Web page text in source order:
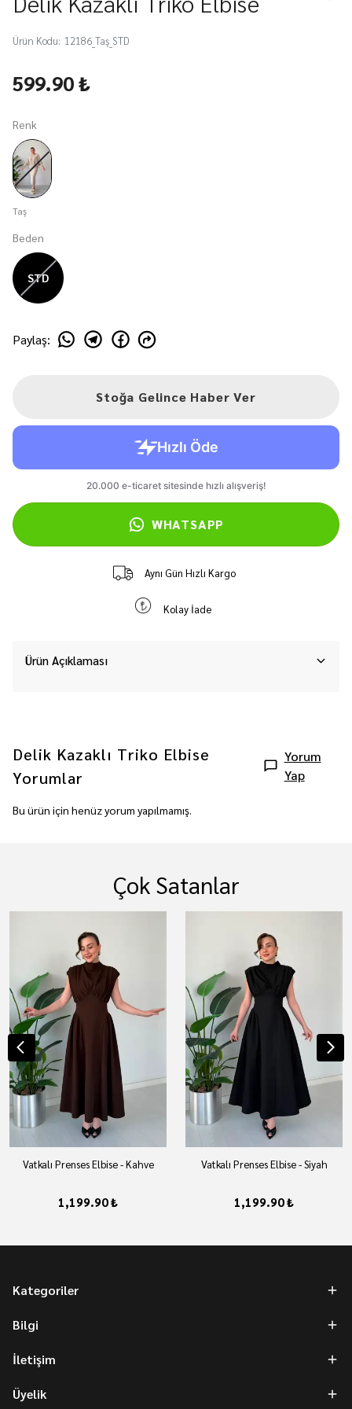
Ürün Kodu: 12186_Taş_STD
599.90 ₺
Renk
Taş
Beden
STD
Paylaş:
Stoğa Gelince Haber Ver
WHATSAPP
Aynı Gün Hızlı Kargo
Kolay İade
Ürün Açıklaması
Delik Kazaklı Triko Elbise
Yorumlar
Yorum
Yap
Bu ürün için henüz yorum yapılmamış.
Çok Satanlar
Vatkalı Prenses Elbise - Kahve
1,199.90 ₺
Vatkalı Prenses Elbise - Siyah
1,199.90 ₺
Kategoriler
Bilgi
İletişim
Üyelik